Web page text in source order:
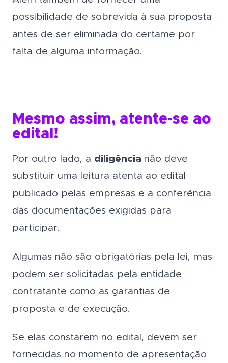
possibilidade de sobrevida à sua proposta
antes de ser eliminada do certame por
falta de alguma informação.
Mesmo assim, atente-se ao
edital!
Por outro lado, a diligência não deve
substituir uma leitura atenta ao edital
publicado pelas empresas e a conferência
das documentações exigidas para
participar.
Algumas não são obrigatórias pela lei, mas
podem ser solicitadas pela entidade
contratante como as garantias de
proposta e de execução.
Se elas constarem no edital, devem ser
fornecidas no momento de apresentação